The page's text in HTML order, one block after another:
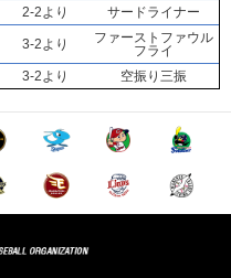
2-2より サードライナー
3-2より
ファーストファウル
フライ
3-2より 空振り三振